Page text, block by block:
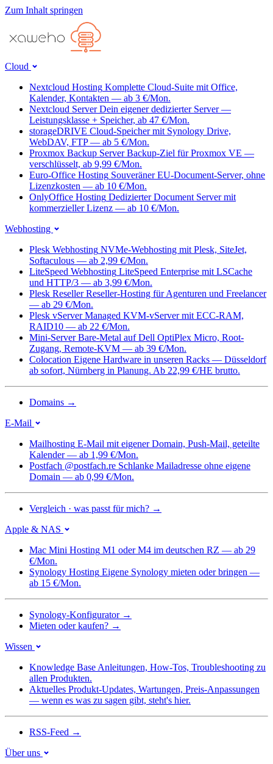
Zum Inhalt springen
Cloud
Nextcloud Hosting Komplette Cloud-Suite mit Office,
Kalender, Kontakten — ab 3 €/Mon.
Nextcloud Server Dein eigener dedizierter Server —
Leistungsklasse + Speicher, ab 47 €/Mon.
storageDRIVE Cloud-Speicher mit Synology Drive,
WebDAV, FTP — ab 5 €/Mon.
Proxmox Backup Server Backup-Ziel für Proxmox VE —
verschlüsselt, ab 9,99 €/Mon.
Euro-Office Hosting Souveräner EU-Document-Server, ohne
Lizenzkosten — ab 10 €/Mon.
OnlyOffice Hosting Dedizierter Document Server mit
kommerzieller Lizenz — ab 10 €/Mon.
Webhosting
Plesk Webhosting NVMe-Webhosting mit Plesk, SiteJet,
Softaculous — ab 2,99 €/Mon.
LiteSpeed Webhosting LiteSpeed Enterprise mit LSCache
und HTTP/3 — ab 3,99 €/Mon.
Plesk Reseller Reseller-Hosting für Agenturen und Freelancer
— ab 29 €/Mon.
Plesk vServer Managed KVM-vServer mit ECC-RAM,
RAID10 — ab 22 €/Mon.
Mini-Server Bare-Metal auf Dell OptiPlex Micro, Root-
Zugang, Remote-KVM — ab 39 €/Mon.
Colocation Eigene Hardware in unseren Racks — Düsseldorf
ab sofort, Nürnberg in Planung. Ab 22,99 €/HE brutto.
Domains →
E-Mail
Mailhosting E-Mail mit eigener Domain, Push-Mail, geteilte
Kalender — ab 1,99 €/Mon.
Postfach @postfach.re Schlanke Mailadresse ohne eigene
Domain — ab 0,99 €/Mon.
Vergleich · was passt für mich? →
Apple & NAS
Mac Mini Hosting M1 oder M4 im deutschen RZ — ab 29
€/Mon.
Synology Hosting Eigene Synology mieten oder bringen —
ab 15 €/Mon.
Synology-Konfigurator →
Mieten oder kaufen? →
Wissen
Knowledge Base Anleitungen, How-Tos, Troubleshooting zu
allen Produkten.
Aktuelles Produkt-Updates, Wartungen, Preis-Anpassungen
— wenn es was zu sagen gibt, steht's hier.
RSS-Feed →
Über uns